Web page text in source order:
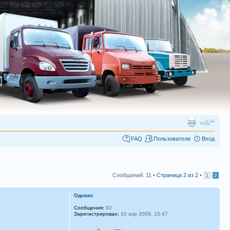
FAQ Пользователи Вход
Сообщений: 11 • Страница 2 из 2 • 1 2
Однако
Сообщения: 92
Зарегистрирован: 10 апр 2009, 15:47